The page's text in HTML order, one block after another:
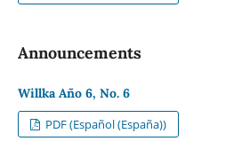
Announcements
Willka Año 6, No. 6
PDF (Español (España))